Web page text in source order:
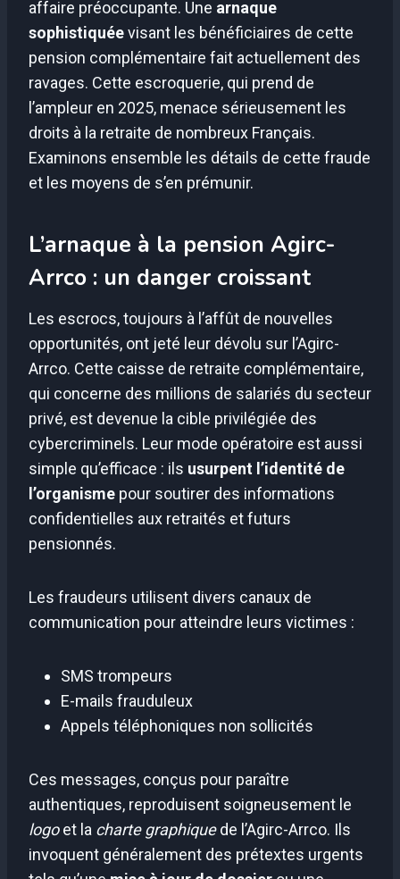
affaire préoccupante. Une arnaque
sophistiquéevisant les bénéficiaires de cette
pension complémentaire fait actuellement des
ravages. Cette escroquerie, qui prend de
l’ampleur en 2025, menace sérieusement les
droits à la retraite de nombreux Français.
Examinons ensemble les détails de cette fraude
et les moyens de s’en prémunir.
L’arnaque à la pension Agirc-
Arrco : un danger croissant
Les escrocs, toujours à l’affût de nouvelles
opportunités, ont jeté leur dévolu sur l’Agirc-
Arrco. Cette caisse de retraite complémentaire,
qui concerne des millions de salariés du secteur
privé, est devenue la cible privilégiée des
cybercriminels. Leur mode opératoire est aussi
simple qu’efficace : ils usurpent l’identité de
l’organisme pour soutirer des informations
confidentielles aux retraités et futurs
pensionnés.
Les fraudeurs utilisent divers canaux de
communication pour atteindre leurs victimes :
SMS trompeurs
E-mails frauduleux
Appels téléphoniques non sollicités
Ces messages, conçus pour paraître
authentiques, reproduisent soigneusement le
logoet la charte graphiquede l’Agirc-Arrco. Ils
invoquent généralement des prétextes urgents